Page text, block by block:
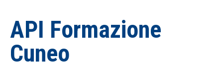
API Formazione
Cuneo